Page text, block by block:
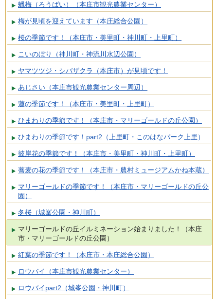
蠟梅（ろうばい）（本庄市観光農業センター）
梅が見頃を迎えています（本庄総合公園）
桜の季節です！（本庄市・美里町・神川町・上里町）
こいのぼり（神川町・神流川水辺公園）
ヤマツツジ・シバザクラ（本庄市）が見頃です！
あじさい（本庄市観光農業センター周辺）
蓮の季節です！（本庄市・美里町・上里町）
ひまわりの季節です！（本庄市・マリーゴールドの丘公園）
ひまわりの季節です！part2（上里町・このはなパーク上里）
彼岸花の季節です！（本庄市・美里町・神川町・上里町）
蕎麦の花の季節です！（本庄市・農村ミュージアムかね本蔵）
マリーゴールドの季節です！（本庄市・マリーゴールドの丘公
園）
冬桜（城峯公園・神川町）
マリーゴールドの丘イルミネーション始まりました！（本庄
市・マリーゴールドの丘公園）
紅葉の季節です！（本庄市・本庄総合公園）
ロウバイ（本庄市観光農業センター）
ロウバイpart2（城峯公園・神川町）